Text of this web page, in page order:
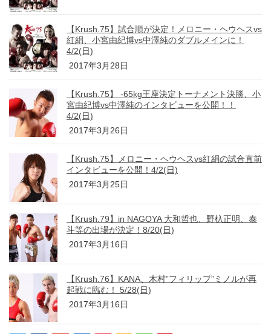
【Krush.75】試合順が決定！メロニー・ヘウヘスvs
紅絹、小宮由紀博vs中澤純のダブルメインに！
4/2(日)
2017年3月28日
【Krush.75】 -65kg王座決定トーナメント決勝、小
宮由紀博vs中澤純のインタビューを公開！！
4/2(日)
2017年3月26日
【Krush.75】メロニー・ヘウヘスvs紅絹の試合直前
インタビューを公開！4/2(日)
2017年3月25日
【Krush.79】in NAGOYA 大和哲也、野杁正明、泰
斗等の出場が決定！8/20(日)
2017年3月16日
【Krush.76】KANA、木村”フィリップ”ミノルが再
起戦に臨む！ 5/28(日)
2017年3月16日